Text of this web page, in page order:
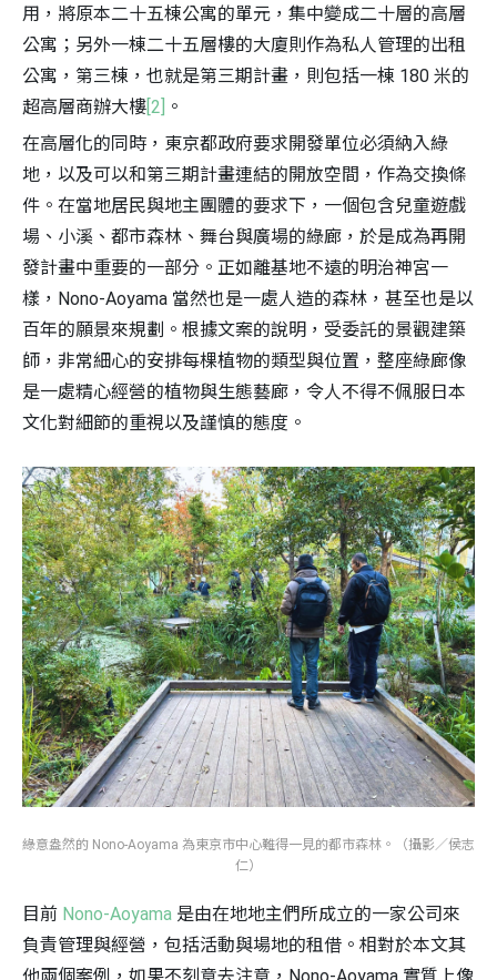
用，將原本二十五棟公寓的單元，集中變成二十層的高層
公寓；另外一棟二十五層樓的大廈則作為私人管理的出租
公寓，第三棟，也就是第三期計畫，則包括一棟 180 米的
超高層商辦大樓 [2] 。
在高層化的同時，東京都政府要求開發單位必須納入綠
地，以及可以和第三期計畫連結的開放空間，作為交換條
件。在當地居民與地主團體的要求下，一個包含兒童遊戲
場、小溪、都市森林、舞台與廣場的綠廊，於是成為再開
發計畫中重要的一部分。正如離基地不遠的明治神宮一
樣，Nono-Aoyama 當然也是一處人造的森林，甚至也是以
百年的願景來規劃。根據文案的說明，受委託的景觀建築
師，非常細心的安排每棵植物的類型與位置，整座綠廊像
是一處精心經營的植物與生態藝廊，令人不得不佩服日本
文化對細節的重視以及謹慎的態度。
綠意盎然的 Nono-Aoyama 為東京市中心難得一見的都市森林。（攝影／侯志
仁）
目前 Nono-Aoyama 是由在地地主們所成立的一家公司來
負責管理與經營，包括活動與場地的租借。相對於本文其